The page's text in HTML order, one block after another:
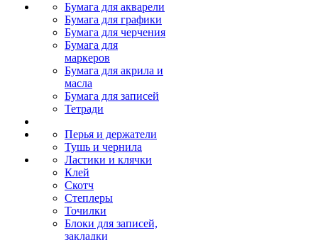
Бумага для акварели
Бумага для графики
Бумага для черчения
Бумага для
маркеров
Бумага для акрила и
масла
Бумага для записей
Тетради
Перья и держатели
Тушь и чернила
Ластики и клячки
Клей
Скотч
Степлеры
Точилки
Блоки для записей,
закладки